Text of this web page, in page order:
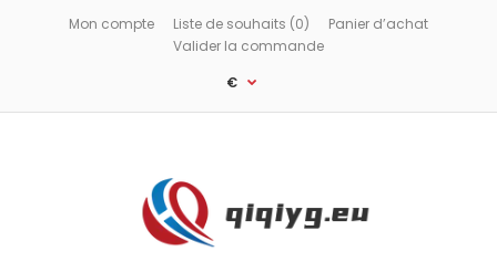
Mon compte Liste de souhaits (0)
Panier d’achat
Valider la commande
€